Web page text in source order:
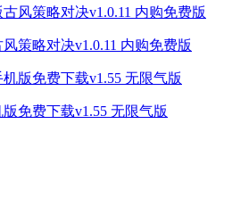
策略对决v1.0.11 内购免费版
免费下载v1.55 无限气版